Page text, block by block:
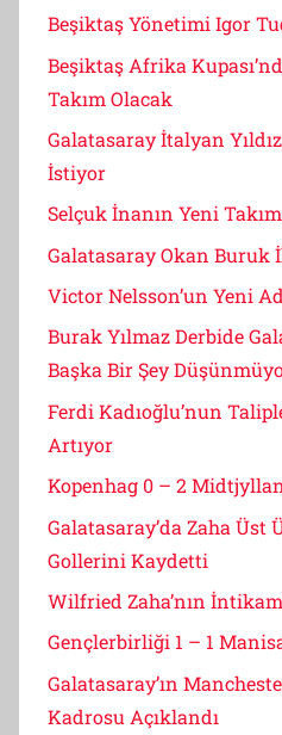
Beşiktaş Yönetimi Igor
Beşiktaş Afrika
Takım Olacak
Galatasaray İtalyan
İstiyor
Selçuk İnanın Yeni
Galatasaray Okan Buruk
Victor Nelsson’un Yeni
Burak Yılmaz Derbide
Başka Bir Şey
Ferdi Kadıoğlu’nun
Artıyor
Kopenhag 0 – 2
Galatasaray’da Zaha Üst
Gollerini Kaydetti
Wilfried Zaha’nın
Gençlerbirliği 1 – 1
Galatasaray’ın
Kadrosu Açıklandı